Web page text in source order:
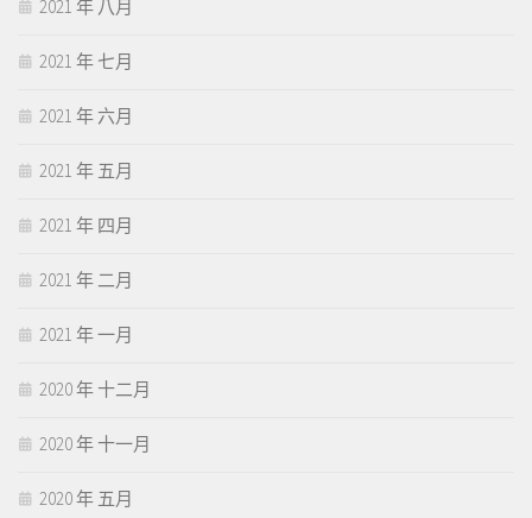
2021 年 八月
2021 年 七月
2021 年 六月
2021 年 五月
2021 年 四月
2021 年 二月
2021 年 一月
2020 年 十二月
2020 年 十一月
2020 年 五月